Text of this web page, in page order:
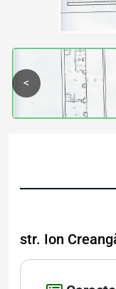
<
str. Ion